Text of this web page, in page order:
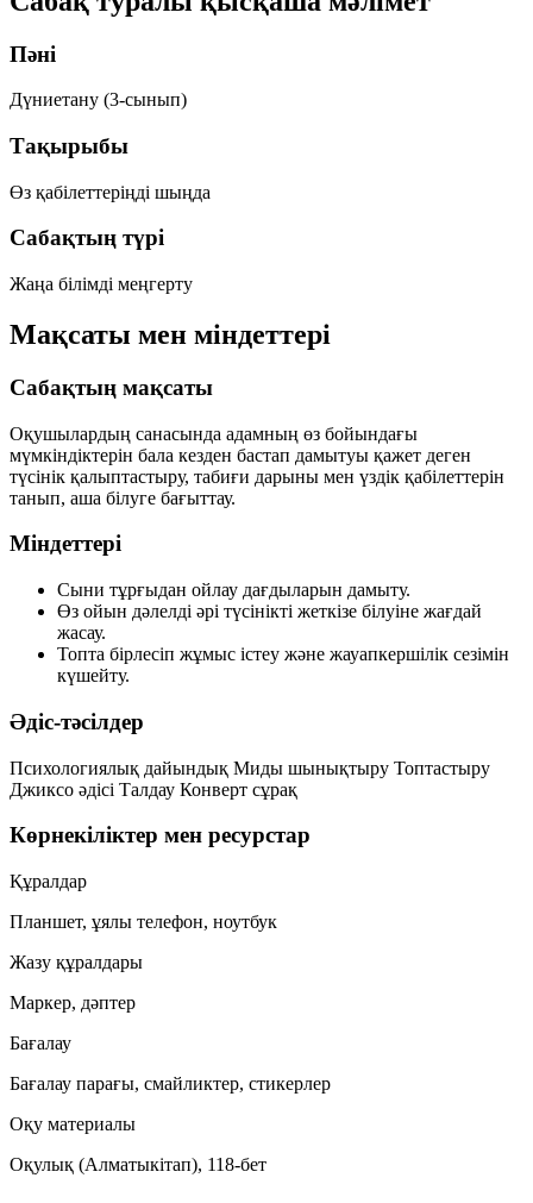
Пәні
Дүниетану (3-сынып)
Тақырыбы
Өз қабілеттеріңді шыңда
Сабақтың түрі
Жаңа білімді меңгерту
Мақсаты мен міндеттері
Сабақтың мақсаты
Оқушылардың санасында адамның өз бойындағы
мүмкіндіктерін бала кезден бастап дамытуы қажет деген
түсінік қалыптастыру, табиғи дарыны мен үздік қабілеттерін
танып, аша білуге бағыттау.
Міндеттері
Сыни тұрғыдан ойлау дағдыларын дамыту.
Өз ойын дәлелді әрі түсінікті жеткізе білуіне жағдай
жасау.
Топта бірлесіп жұмыс істеу және жауапкершілік сезімін
күшейту.
Әдіс-тәсілдер
Психологиялық дайындық Миды шынықтыру Топтастыру
Джиксо әдісі Талдау Конверт сұрақ
Көрнекіліктер мен ресурстар
Құралдар
Планшет, ұялы телефон, ноутбук
Жазу құралдары
Маркер, дәптер
Бағалау
Бағалау парағы, смайликтер, стикерлер
Оқу материалы
Оқулық (Алматыкітап), 118-бет